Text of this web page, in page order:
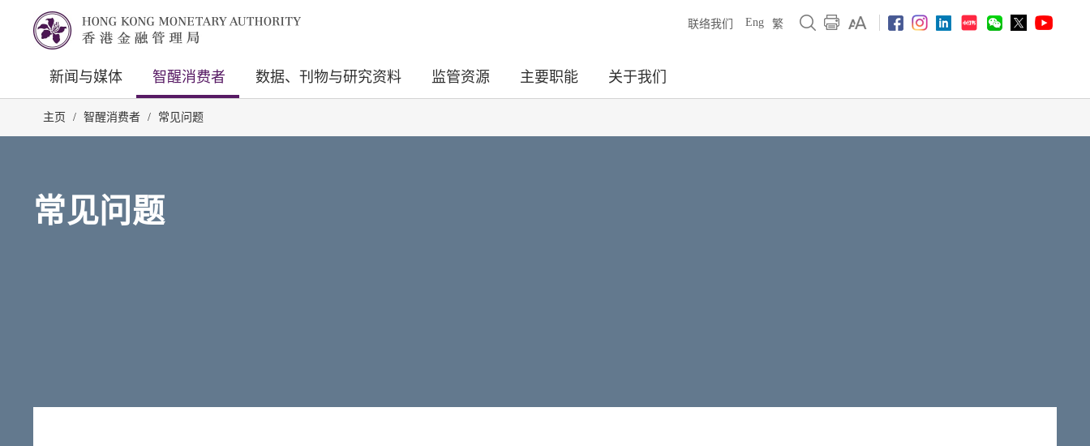
联络我们 Eng 繁
新闻与媒体 智醒消费者 数据、刊物与研究资料 监管资源 主要职能 关于我们
主页 / 智醒消费者 / 常见问题
常见问题